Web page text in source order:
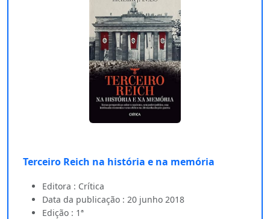
Terceiro Reich na história e na memória
Editora : Crítica
Data da publicação : 20 junho 2018
Edição : 1ª